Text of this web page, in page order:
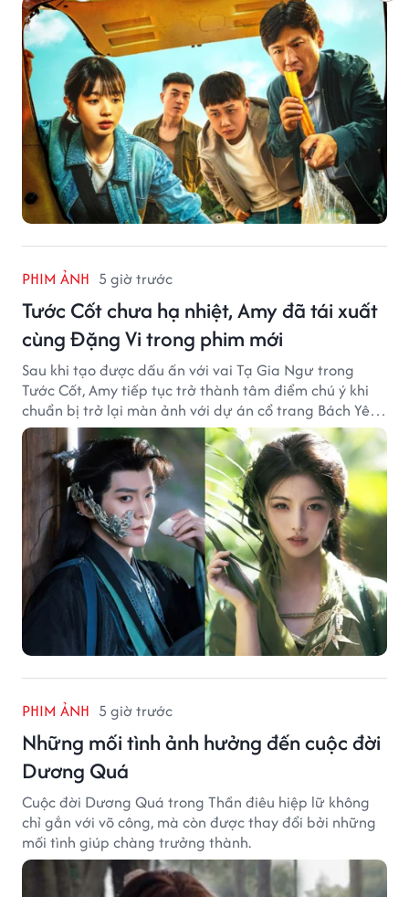
PHIM ẢNH 5 giờ trước
Tước Cốt chưa hạ nhiệt, Amy đã tái xuất
cùng Đặng Vi trong phim mới
Sau khi tạo được dấu ấn với vai Tạ Gia Ngư trong
Tước Cốt, Amy tiếp tục trở thành tâm điểm chú ý khi
chuẩn bị trở lại màn ảnh với dự án cổ trang Bách Yêu
Phổ.
PHIM ẢNH 5 giờ trước
Những mối tình ảnh hưởng đến cuộc đời
Dương Quá
Cuộc đời Dương Quá trong Thần điêu hiệp lữ không
chỉ gắn với võ công, mà còn được thay đổi bởi những
mối tình giúp chàng trưởng thành.